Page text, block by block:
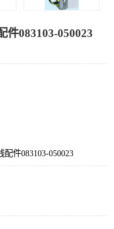
件083103-050023
配件083103-050023